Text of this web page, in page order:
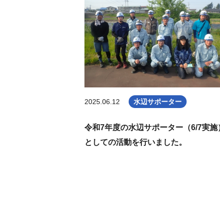
2025.06.12 水辺サポーター
令和7年度の水辺サポーター（6/7実施
としての活動を行いました。